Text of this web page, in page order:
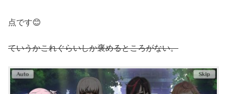
点です😊
ていうかこれぐらいしか褒めるところがない。